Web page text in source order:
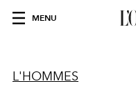
MENU
L'HOMMES